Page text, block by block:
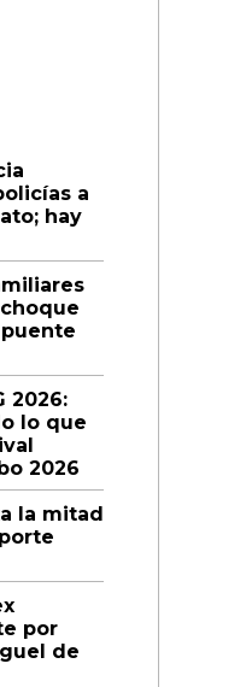
a
hay
2026:
lo que
2026
la mitad
por
de